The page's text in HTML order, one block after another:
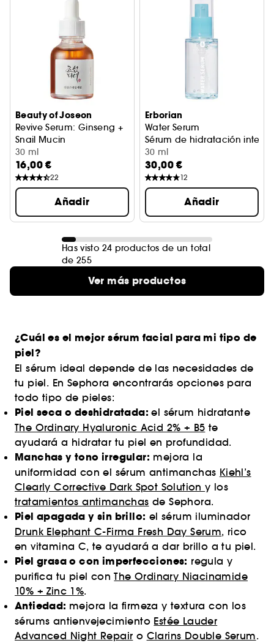
Beauty of Joseon
Revive Serum: Ginseng +
Snail Mucin
Sérum reparador antiedad
30 ml
16,00 €
22
Añadir
Erborian
Water Serum
Sérum de hidratación
30 ml
30,00 €
12
Añadir
Has visto 24 productos de un total
de 255
Ver más productos
¿Cuál es el mejor sérum facial para mi tipo de
piel?
El sérum ideal depende de las necesidades de
tu piel. En Sephora encontrarás opciones para
todo tipo de pieles:
Piel seca o deshidratada:el sérum hidratante
The Ordinary Hyaluronic Acid 2% + B5 te
ayudará a hidratar tu piel en profundidad.
Manchas y tono irregular: mejora la
uniformidad con el sérum antimanchas Kiehl’s
Clearly Corrective Dark Spot Solutiony los
tratamientos antimanchas de Sephora.
Piel apagada y sin brillo: el sérum iluminador
Drunk Elephant C-Firma Fresh Day Serum, rico
en vitamina C, te ayudará a dar brillo a tu piel.
Piel grasa o con imperfecciones: regula y
purifica tu piel conThe Ordinary Niacinamide
10% + Zinc 1%.
Antiedad: mejora la firmeza y textura con los
sérums antienvejecimiento Estée Lauder
Advanced Night Repair o Clarins Double Serum.